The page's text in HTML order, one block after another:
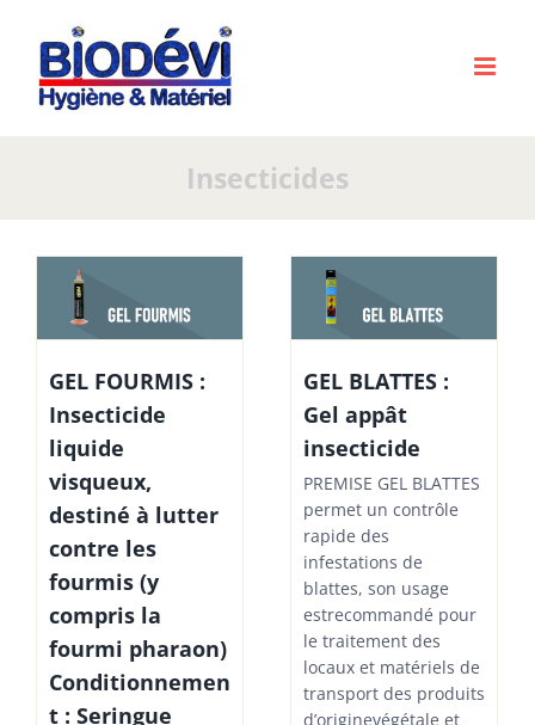
contenu
Insecticides
GEL FOURMIS :
Insecticide
liquide
visqueux,
destiné à lutter
contre les
fourmis (y
compris la
fourmi pharaon)
Conditionnemen
t : Seringue
GEL BLATTES :
Gel appât
insecticide
PREMISE GEL BLATTES
permet un contrôle
rapide des
infestations de
blattes, son usage
estrecommandé pour
le traitement des
locaux et matériels de
transport des produits
d’originevégétale et